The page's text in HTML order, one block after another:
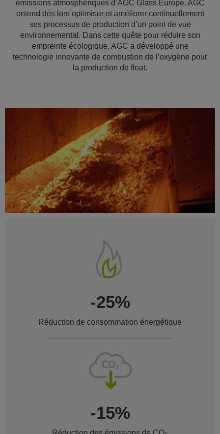
émissions atmosphériques d’AGC Glass Europe. AGC
entend dès lors optimiser et améliorer continuellement
ses processus de production d’un point de vue
environnemental. Dans cette quête pour réduire son
empreinte écologique, AGC a développé une
technologie innovante de combustion de l’oxygène pour
la production de float.
-25%
Réduction de consommation énergétique
-15%